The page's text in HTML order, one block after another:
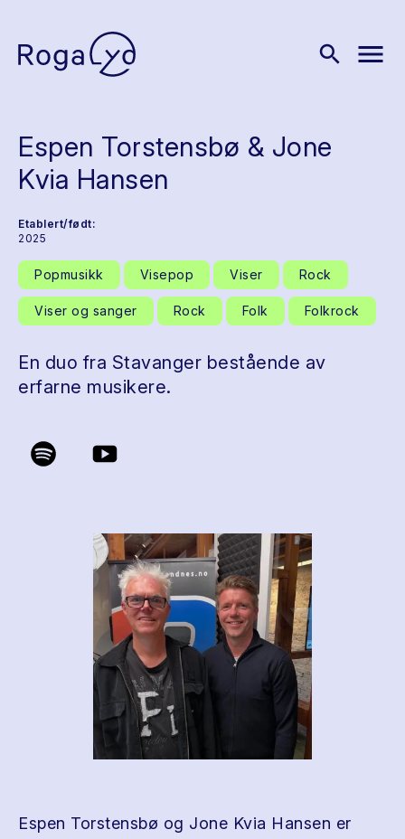
search menu
Espen Torstensbø & Jone
Kvia Hansen
Etablert/født:
2025
Popmusikk Visepop Viser Rock
Viser og sanger Rock Folk Folkrock
En duo fra Stavanger bestående av
erfarne musikere.
Espen Torstensbø og Jone Kvia Hansen er